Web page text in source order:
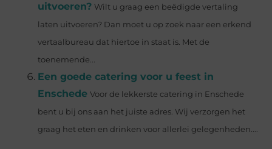
uitvoeren? Wilt u graag een beëdigde vertaling
laten uitvoeren? Dan moet u op zoek naar een erkend
vertaalbureau dat hiertoe in staat is. Met de
toenemende...
Een goede catering voor u feest in
Enschede Voor de lekkerste catering in Enschede
bent u bij ons aan het juiste adres. Wij verzorgen het
graag het eten en drinken voor allerlei gelegenheden....